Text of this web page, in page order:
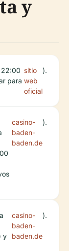
y
22:00
para
sitio
web
oficial
).
casino-
baden-
baden.de
).
y
casino-
baden-
baden.de
).